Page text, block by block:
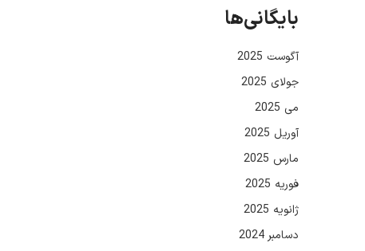
بایگانی‌ها
آگوست 2025
جولای 2025
می 2025
آوریل 2025
مارس 2025
فوریه 2025
ژانویه 2025
دسامبر 2024